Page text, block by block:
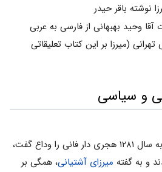
نوشته باقر حیدر
وحید بهبهانی از فارسی به عربی
(میرزا بر این کتاب تعلیقاتی
و سیاسی
به سال ۱۲۸۱ هجری دار فانی را وداع گفت،
و به گفته میرزای آشتیانی، همگی بر